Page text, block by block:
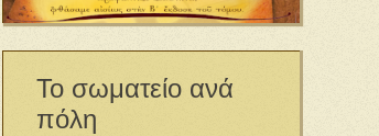
Το σωματείο ανά
πόλη